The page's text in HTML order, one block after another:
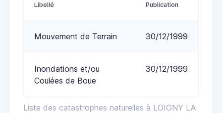
Liste des catastrophes naturelles à LOIGNY LA
Libellé Publication
Mouvement de Terrain 30/12/1999
Inondations et/ou
Coulées de Boue
30/12/1999